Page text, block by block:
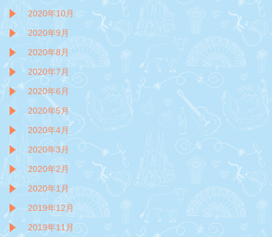
2020年10月
2020年9月
2020年8月
2020年7月
2020年6月
2020年5月
2020年4月
2020年3月
2020年2月
2020年1月
2019年12月
2019年11月